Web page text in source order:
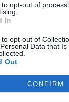
to opt-out of
In
to opt-out of
Data that
Out
CONFIRM